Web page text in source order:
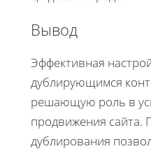
Вывод
Эффективная
дублирующимся
решающую роль в
продвижения
дублирования